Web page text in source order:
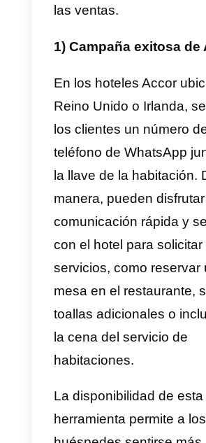
necesitan
publicidad o
Adicionalmente, El
puede combinar
herramientas
para mejorar la
y el servicio de
empresa. Esta
pocas palabras,
funcionalidades
estadísticas, CRM,
muchas más
ayudan a las